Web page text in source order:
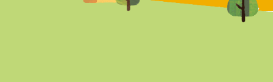
トピックス